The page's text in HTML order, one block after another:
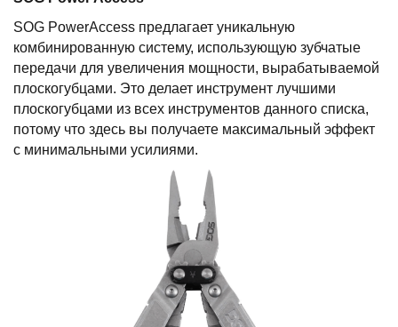
SOG PowerAccess предлагает уникальную
комбинированную систему, использующую зубчатые
передачи для увеличения мощности, вырабатываемой
плоскогубцами. Это делает инструмент лучшими
плоскогубцами из всех инструментов данного списка,
потому что здесь вы получаете максимальный эффект
с минимальными усилиями.